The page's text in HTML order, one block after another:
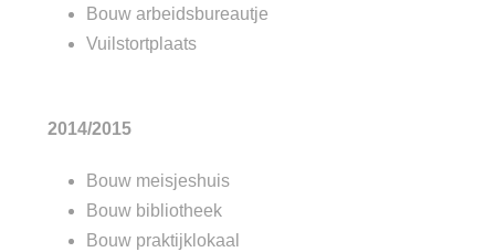
Bouw arbeidsbureautje
Vuilstortplaats
2014/2015
Bouw meisjeshuis
Bouw bibliotheek
Bouw praktijklokaal